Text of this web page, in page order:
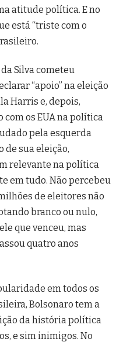
atitude política. E no
está “triste com o
Silva cometeu
“apoio” na eleição
Harris e, depois,
os EUA na política
pela esquerda
de sua eleição,
relevante na política
em tudo. Não percebeu
de eleitores não
branco ou nulo,
que venceu, mas
quatro anos
em todos os
Bolsonaro tem a
da história política
e sim inimigos. No